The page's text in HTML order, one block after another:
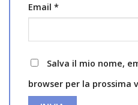
Email *
Salva il mio nome,
browser per la prossima